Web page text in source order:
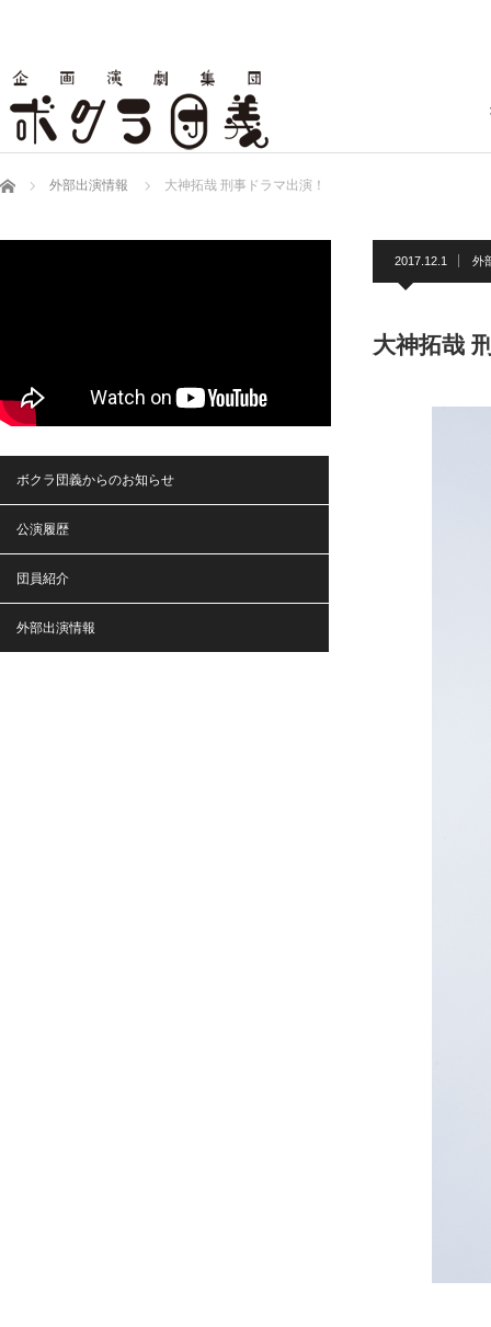
ホーム 外部出演情報 大神拓哉 刑事ドラマ出演！
2017.12.1 外
大神拓哉
ボクラ団義からのお知らせ
公演履歴
団員紹介
外部出演情報